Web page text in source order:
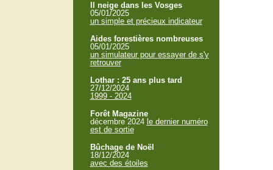
Il neige dans les Vosges
05/01/2025
un simple et précieux indicateur
Aides forestières nombreuses
05/01/2025
un simulateur pour essayer de s'y
retrouver
Lothar : 25 ans plus tard
27/12/2024
1999 - 2024
Forêt Magazine
décembre 2024 le dernier numéro
est de sortie
Bûchage de Noël
18/12/2024
avec des étoiles